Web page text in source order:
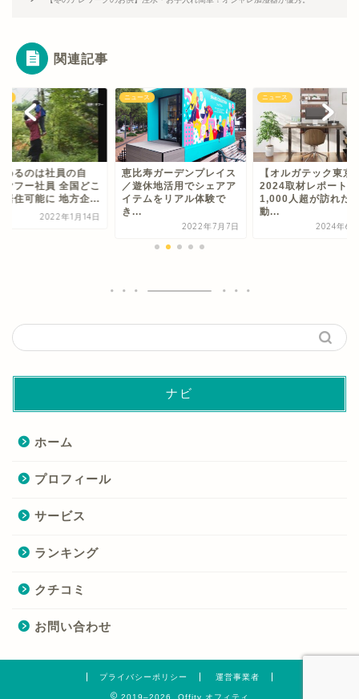
関連記事
めるのは社員の自
ヤフー社員 全国どこ
居住可能に 地方企...
2022年1月14日
ニュース
恵比寿ガーデンプレイス
／遊休地活用でシェアア
イテムをリアル体験で
き...
2022年7月7日
ニュース
【オルガテック東京
2024取材レポート】
1,000人超が訪れた
動...
2024年6
ナビ
ホーム
プロフィール
サービス
ランキング
クチコミ
お問い合わせ
プライバシーポリシー 運営事業者
2019–2026 Offity オフィティ